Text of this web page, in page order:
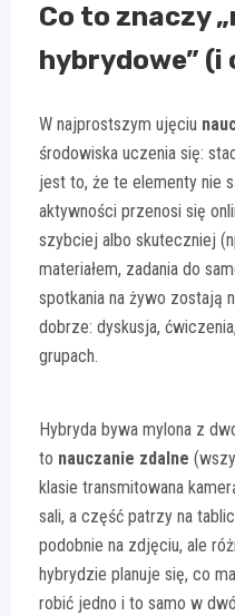
Co to znaczy
hybrydowe” (i
W najprostszym ujęciu
środowiska uczenia się:
jest to, że te elementy nie
aktywności przenosi się
szybciej albo skuteczniej
materiałem, zadania do
spotkania na żywo zostają
dobrze: dyskusja,
grupach.
Hybryda bywa mylona z
to nauczanie zdalne
klasie transmitowana
sali, a część patrzy na
podobnie na zdjęciu, ale
hybrydzie planuje się, co
robić jedno i to samo w